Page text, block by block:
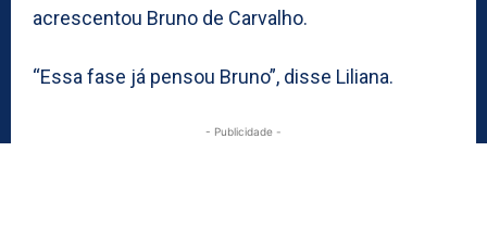
acrescentou Bruno de Carvalho.
“Essa fase já pensou Bruno”, disse Liliana.
- Publicidade -